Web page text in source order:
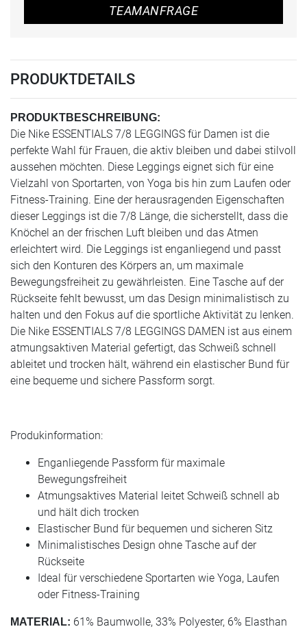
TEAMANFRAGE
PRODUKTDETAILS
PRODUKTBESCHREIBUNG:
Die Nike ESSENTIALS 7/8 LEGGINGS für Damen ist die
perfekte Wahl für Frauen, die aktiv bleiben und dabei stilvoll
aussehen möchten. Diese Leggings eignet sich für eine
Vielzahl von Sportarten, von Yoga bis hin zum Laufen oder
Fitness-Training. Eine der herausragenden Eigenschaften
dieser Leggings ist die 7/8 Länge, die sicherstellt, dass die
Knöchel an der frischen Luft bleiben und das Atmen
erleichtert wird. Die Leggings ist enganliegend und passt
sich den Konturen des Körpers an, um maximale
Bewegungsfreiheit zu gewährleisten. Eine Tasche auf der
Rückseite fehlt bewusst, um das Design minimalistisch zu
halten und den Fokus auf die sportliche Aktivität zu lenken.
Die Nike ESSENTIALS 7/8 LEGGINGS DAMEN ist aus einem
atmungsaktiven Material gefertigt, das Schweiß schnell
ableitet und trocken hält, während ein elastischer Bund für
eine bequeme und sichere Passform sorgt.
Produkinformation:
Enganliegende Passform für maximale
Bewegungsfreiheit
Atmungsaktives Material leitet Schweiß schnell ab
und hält dich trocken
Elastischer Bund für bequemen und sicheren Sitz
Minimalistisches Design ohne Tasche auf der
Rückseite
Ideal für verschiedene Sportarten wie Yoga, Laufen
oder Fitness-Training
MATERIAL: 61% Baumwolle, 33% Polyester, 6% Elasthan